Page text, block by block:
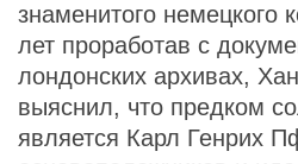
знаменитого немецкого
лет проработав с
лондонских архивах,
выяснил, что предком
является Карл Генрих